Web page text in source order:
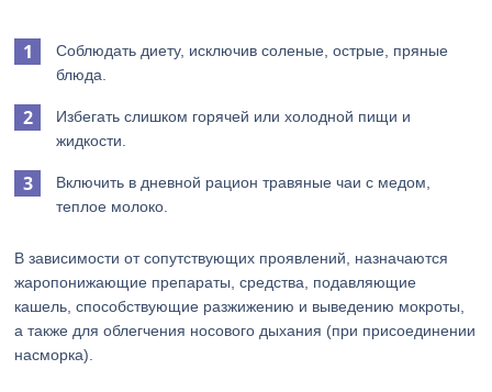
Соблюдать диету, исключив соленые, острые, пряные
блюда.
Избегать слишком горячей или холодной пищи и
жидкости.
Включить в дневной рацион травяные чаи с медом,
теплое молоко.
В зависимости от сопутствующих проявлений, назначаются
жаропонижающие препараты, средства, подавляющие
кашель, способствующие разжижению и выведению мокроты,
а также для облегчения носового дыхания (при присоединении
насморка).